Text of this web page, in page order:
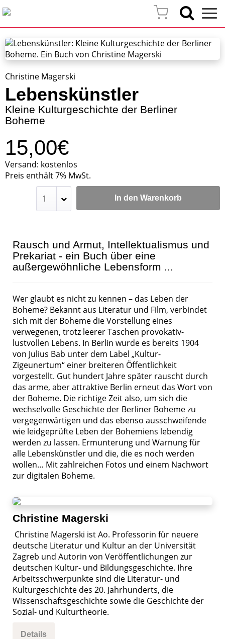
Christine Magerski
Lebenskünstler
Kleine Kulturgeschichte der Berliner
Boheme
15,00€
Versand: kostenlos
Preis enthält 7% MwSt.
In den Warenkorb
Rausch und Armut, Intellektualismus und
Prekariat - ein Buch über eine
außergewöhnliche Lebensform ...
Wer glaubt es nicht zu kennen – das Leben der
Boheme? Bekannt aus Literatur und Film, verbindet
sich mit der Boheme die Vorstellung eines
verwegenen, trotz leerer Taschen provokativ-
lustvollen Lebens. In Berlin wurde es bereits 1904
von Julius Bab unter dem Label „Kultur-
Zigeunertum“ einer breiteren Öffentlichkeit
vorgestellt. Gut hundert Jahre später rauscht durch
das arme, aber attraktive Berlin erneut das Wort von
der Boheme. Die richtige Zeit also, um sich die
wechselvolle Geschichte der Berliner Boheme zu
vergegenwärtigen und das ebenso ausschweifende
wie leidgeprüfte Leben der Bohemiens lebendig
werden zu lassen. Ermunterung und Warnung für
alle Lebenskünstler und die, die es noch werden
wollen… Mit zahlreichen Fotos und einem Nachwort
zur digitalen Boheme.
Christine Magerski
Christine Magerski ist Ao. Professorin für neuere
deutsche Literatur und Kultur an der Universität
Zagreb und Autorin von Veröffentlichungen zur
deutschen Kultur- und Bildungsgeschichte. Ihre
Arbeitsschwerpunkte sind die Literatur- und
Kulturgeschichte des 20. Jahrhunderts, die
Wissenschaftsgeschichte sowie die Geschichte der
Sozial- und Kulturtheorie.
Details